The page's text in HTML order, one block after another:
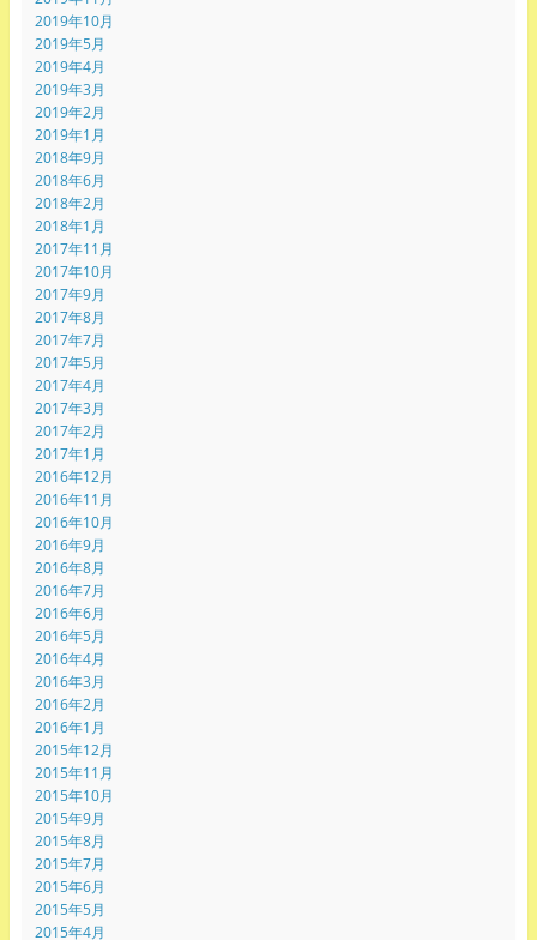
2019年10月
2019年5月
2019年4月
2019年3月
2019年2月
2019年1月
2018年9月
2018年6月
2018年2月
2018年1月
2017年11月
2017年10月
2017年9月
2017年8月
2017年7月
2017年5月
2017年4月
2017年3月
2017年2月
2017年1月
2016年12月
2016年11月
2016年10月
2016年9月
2016年8月
2016年7月
2016年6月
2016年5月
2016年4月
2016年3月
2016年2月
2016年1月
2015年12月
2015年11月
2015年10月
2015年9月
2015年8月
2015年7月
2015年6月
2015年5月
2015年4月